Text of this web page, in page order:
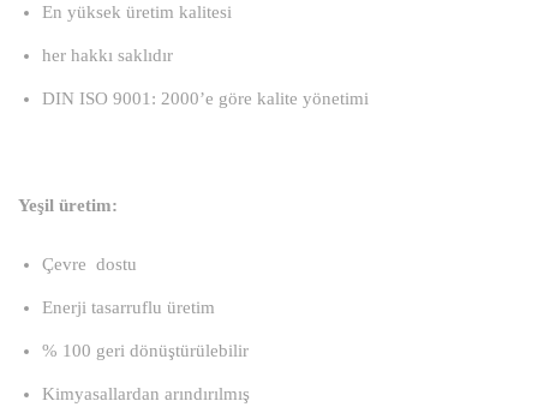
En yüksek üretim kalitesi
her hakkı saklıdır
DIN ISO 9001: 2000’e göre kalite yönetimi
Yeşil üretim:
Çevre dostu
Enerji tasarruflu üretim
% 100 geri dönüştürülebilir
Kimyasallardan arındırılmış